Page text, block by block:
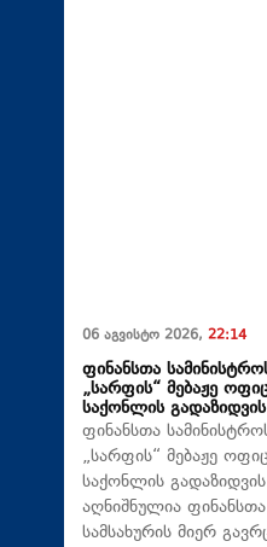
06 აგვისტო 2026, 22:14
ფინანსთა
„სარფის“ მებაჟე
საქონლის
ფინანსთა
„სარფის“ მებაჟე
საქონლის
აღნიშნულია
სამსახურის მიერ